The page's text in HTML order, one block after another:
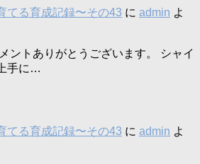
てる育成記録〜その43 に admin よ
ントありがとうございます。 シャイ
手に…
てる育成記録〜その43 に admin よ